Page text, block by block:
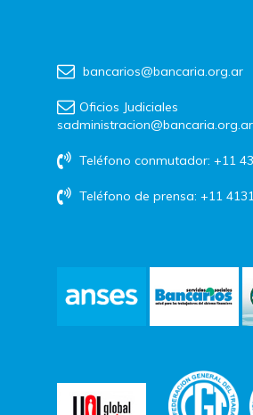
bancarios@bancaria.org.ar
Oficios Judiciales
sadministracion@bancaria.org.ar
Teléfono conmutador: +11
Teléfono de prensa: +11